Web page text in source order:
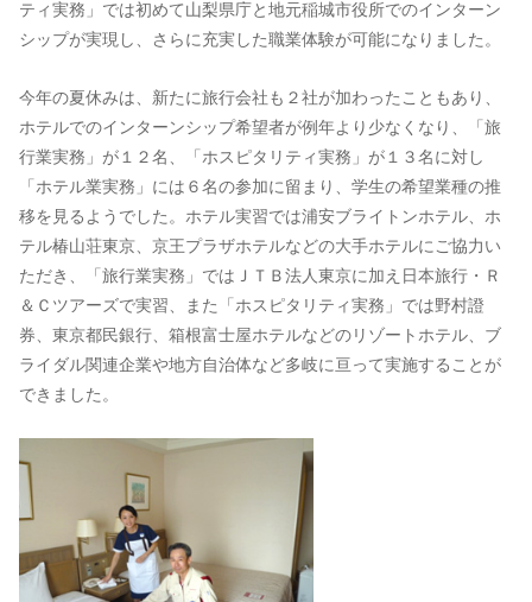
ティ実務」では初めて山梨県庁と地元稲城市役所でのインターン
シップが実現し、さらに充実した職業体験が可能になりました。
今年の夏休みは、新たに旅行会社も２社が加わったこともあり、
ホテルでのインターンシップ希望者が例年より少なくなり、「旅
行業実務」が１２名、「ホスピタリティ実務」が１３名に対し
「ホテル業実務」には６名の参加に留まり、学生の希望業種の推
移を見るようでした。ホテル実習では浦安ブライトンホテル、ホ
テル椿山荘東京、京王プラザホテルなどの大手ホテルにご協力い
ただき、「旅行業実務」ではＪＴＢ法人東京に加え日本旅行・Ｒ
＆Ｃツアーズで実習、また「ホスピタリティ実務」では野村證
券、東京都民銀行、箱根富士屋ホテルなどのリゾートホテル、ブ
ライダル関連企業や地方自治体など多岐に亘って実施することが
できました。